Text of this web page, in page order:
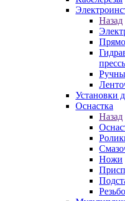
Назад
Установки
Оснастка
Назад
Ножи